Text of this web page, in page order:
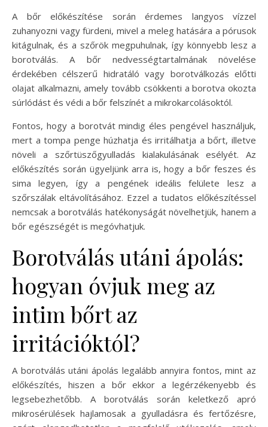
A bőr előkészítése során érdemes langyos vízzel
zuhanyozni vagy fürdeni, mivel a meleg hatására a pórusok
kitágulnak, és a szőrök megpuhulnak, így könnyebb lesz a
borotválás. A bőr nedvességtartalmának növelése
érdekében célszerű hidratáló vagy borotválkozás előtti
olajat alkalmazni, amely tovább csökkenti a borotva okozta
súrlódást és védi a bőr felszínét a mikrokarcolásoktól.
Fontos, hogy a borotvát mindig éles pengével használjuk,
mert a tompa penge húzhatja és irritálhatja a bőrt, illetve
növeli a szőrtüszőgyulladás kialakulásának esélyét. Az
előkészítés során ügyeljünk arra is, hogy a bőr feszes és
sima legyen, így a pengének ideális felülete lesz a
szőrszálak eltávolításához. Ezzel a tudatos előkészítéssel
nemcsak a borotválás hatékonyságát növelhetjük, hanem a
bőr egészségét is megóvhatjuk.
Borotválás utáni ápolás:
hogyan óvjuk meg az
intim bőrt az
irritációktól?
A borotválás utáni ápolás legalább annyira fontos, mint az
előkészítés, hiszen a bőr ekkor a legérzékenyebb és
legsebezhetőbb. A borotválás során keletkező apró
mikrosérülések hajlamosak a gyulladásra és fertőzésre,